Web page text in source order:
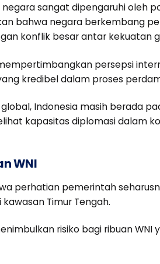
sangat dipengaruhi oleh
bahwa negara berkembang
konflik besar antar kekuatan
persepsi
kredibel dalam proses
Indonesia masih berada
kapasitas diplomasi dalam
WNI
perhatian pemerintah
Timur Tengah.
risiko bagi ribuan WNI